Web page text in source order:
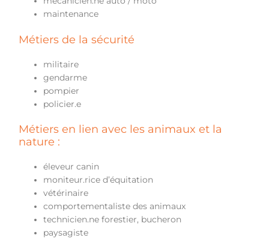
maintenance
Métiers de la sécurité
militaire
gendarme
pompier
policier.e
Métiers en lien avec les animaux et la
nature :
éleveur canin
moniteur.rice d’équitation
vétérinaire
comportementaliste des animaux
technicien.ne forestier, bucheron
paysagiste